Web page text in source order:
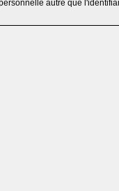
autre que